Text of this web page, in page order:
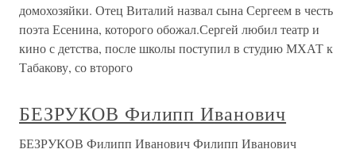
домохозяйки. Отец Виталий назвал сына Сергеем в честь
поэта Есенина, которого обожал.Сергей любил театр и
кино с детства, после школы поступил в студию МХАТ к
Табакову, со второго
БЕЗРУКОВ Филипп Иванович
БЕЗРУКОВ Филипп Иванович Филипп Иванович